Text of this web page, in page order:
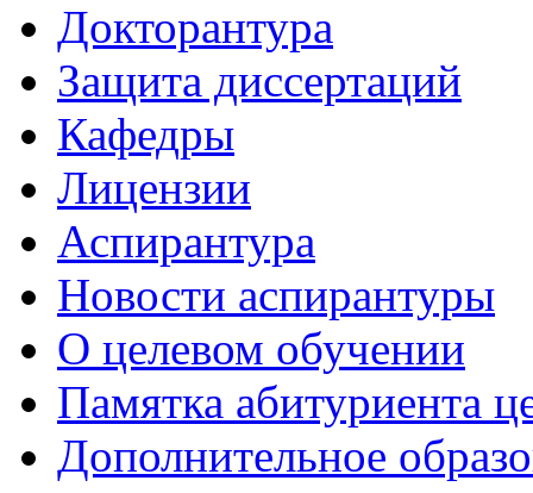
Докторантура
Защита диссертаций
Кафедры
Лицензии
Аспирантура
Новости аспирантуры
О целевом обучении
Памятка абитуриента
Дополнительное